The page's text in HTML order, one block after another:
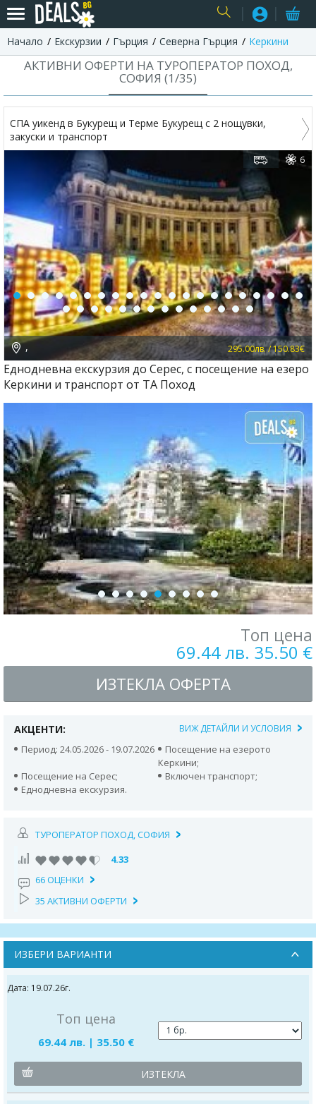
USER
Начало Екскурзии Гърция Северна Гърция Керкини
АКТИВНИ ОФЕРТИ НА ТУРОПЕРАТОР ПОХОД,
СОФИЯ (1/35)
СПА уикенд в Букурещ и Терме Букурещ с 2 нощувки,
закуски и транспорт
6
, 295.00лв. / 150.83€
Еднодневна екскурзия до Серес, с посещение на езеро
Керкини и транспорт от ТА Поход
Топ цена
69.44 лв. 35.50 €
ИЗТЕКЛА ОФЕРТА
АКЦЕНТИ: ВИЖ ДЕТАЙЛИ И УСЛОВИЯ
Период: 24.05.2026 - 19.07.2026
Посещение на езерото
Керкини;
Посещение на Серес;
Включен транспорт;
Еднодневна екскурзия.
ТУРОПЕРАТОР ПОХОД, СОФИЯ
4.33
66 ОЦЕНКИ
35 АКТИВНИ ОФЕРТИ
ИЗБЕРИ ВАРИАНТИ
Дата: 19.07.26г.
Топ цена
69.44 лв. | 35.50 €
ИЗТЕКЛА